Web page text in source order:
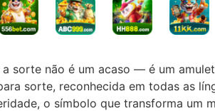
sorte não é um acaso — é um
sorte, reconhecida em todas as
, o símbolo que transforma um